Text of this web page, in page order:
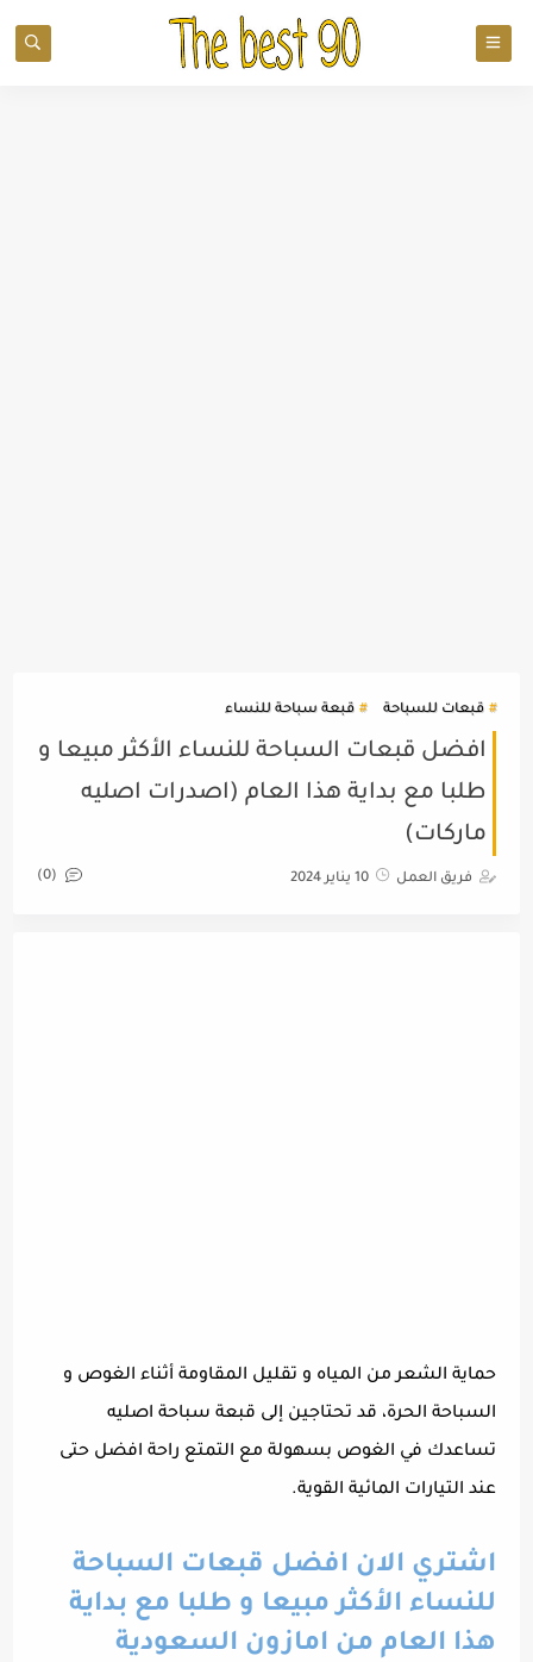
قبعات للسباحة قبعة سباحة للنساء
افضل قبعات السباحة للنساء الأكثر مبيعا و
طلبا مع بداية هذا العام (اصدرات اصليه
ماركات)
فريق العمل 10 يناير 2024 (0)
حماية الشعر من المياه و تقليل المقاومة أثناء الغوص و
السباحة الحرة، قد تحتاجين إلى قبعة سباحة اصليه
تساعدك في الغوص بسهولة مع التمتع راحة افضل حتى
عند التيارات المائية القوية.
اشتري الان افضل قبعات السباحة
للنساء الأكثر مبيعا و طلبا مع بداية
هذا العام من امازون السعودية